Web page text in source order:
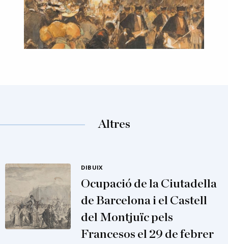
Altres
DIBUIX
Ocupació de la Ciutadella
de Barcelona i el Castell
del Montjuïc pels
Francesos el 29 de febrer